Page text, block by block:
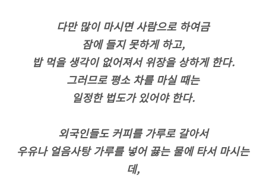
다만 많이 마시면 사람으로 하여금
잠에 들지 못하게 하고,
밥 먹을 생각이 없어져서 위장을 상하게 한다.
그러므로 평소 차를 마실 때는
일정한 법도가 있어야 한다.
외국인들도 커피를 가루로 갈아서
우유나 얼음사탕 가루를 넣어 끓는 물에 타서 마시는
데,